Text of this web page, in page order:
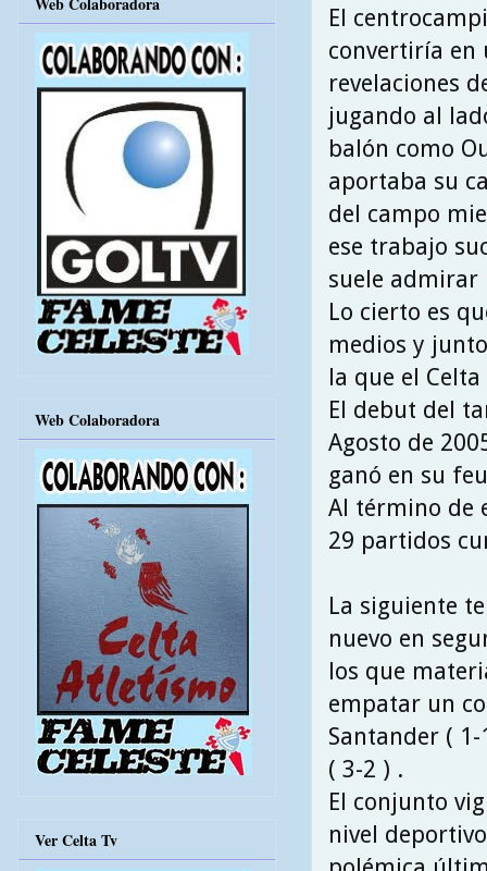
El
convertiría en
revelaciones
jugando al
balón como
aportaba su
del campo
ese trabajo
suele admirar
Lo cierto es
medios y
la que el
El debut del
Agosto de
ganó en su
Al término de
29 partidos
La siguiente
nuevo en
los que
empatar un
Santander (
( 3-2 ) .
El conjunto
nivel
Web Colaboradora
Ver Celta Tv